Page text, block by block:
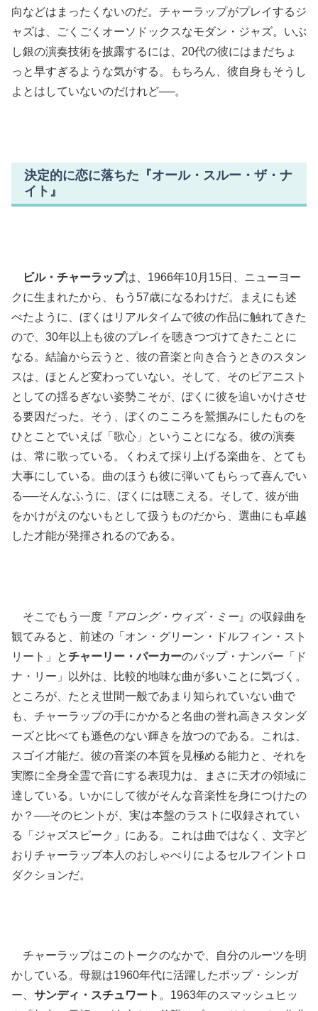
向などはまったくないのだ。チャーラップがプレイするジ
ャズは、ごくごくオーソドックスなモダン・ジャズ。いぶ
し銀の演奏技術を披露するには、20代の彼にはまだちょ
っと早すぎるような気がする。もちろん、彼自身もそうし
よとはしていないのだけれど──。
決定的に恋に落ちた『オール・スルー・ザ・ナ
イト』
ビル・チャーラップは、1966年10月15日、ニューヨー
クに生まれたから、もう57歳になるわけだ。まえにも述
べたように、ぼくはリアルタイムで彼の作品に触れてきた
ので、30年以上も彼のプレイを聴きつづけてきたことに
なる。結論から云うと、彼の音楽と向き合うときのスタン
スは、ほとんど変わっていない。そして、そのピアニスト
としての揺るぎない姿勢こそが、ぼくに彼を追いかけさせ
る要因だった。そう、ぼくのこころを鷲掴みにしたものを
ひとことでいえば「歌心」ということになる。彼の演奏
は、常に歌っている。くわえて採り上げる楽曲を、とても
大事にしている。曲のほうも彼に弾いてもらって喜んでい
る──そんなふうに、ぼくには聴こえる。そして、彼が曲
をかけがえのないもとして扱うものだから、選曲にも卓越
した才能が発揮されるのである。
そこでもう一度『 アロング・ウィズ・ミー』の収録曲を
観てみると、前述の「オン・グリーン・ドルフィン・スト
リート」とチャーリー・パーカーのバップ・ナンバー「ド
ナ・リー」以外は、比較的地味な曲が多いことに気づく。
ところが、たとえ世間一般であまり知られていない曲で
も、チャーラップの手にかかると名曲の誉れ高きスタンダ
ーズと比べても遜色のない輝きを放つのである。これは、
スゴイ才能だ。彼の音楽の本質を見極める能力と、それを
実際に全身全霊で音にする表現力は、まさに天才の領域に
達している。いかにして彼がそんな音楽性を身につけたの
か？──そのヒントが、実は本盤のラストに収録されてい
る「ジャズスピーク」にある。これは曲ではなく、文字ど
おりチャーラップ本人のおしゃべりによるセルフイントロ
ダクションだ。
チャーラップはこのトークのなかで、自分のルーツを明
かしている。母親は1960年代に活躍したポップ・シンガ
ー、 サンディ・スチュワート 。1963年のスマッシュヒッ